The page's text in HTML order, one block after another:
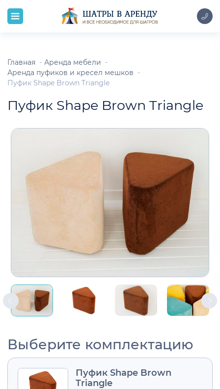
Главная
Аренда мебели
Аренда пуфиков и кресел мешков
Пуфик Shape Brown Triangle
Пуфик Shape Brown Triangle
Выберите комплектацию
Пуфик Shape Brown
Triangle